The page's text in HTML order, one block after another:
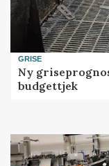
GRISE
Ny
budgettjek